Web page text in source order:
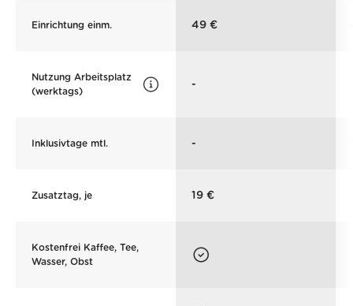
Einrichtung einm. 49 €
Nutzung Arbeitsplatz
(werktags)
-
Inklusivtage mtl. -
Zusatztag, je 19 €
Kostenfrei Kaffee, Tee,
Wasser, Obst